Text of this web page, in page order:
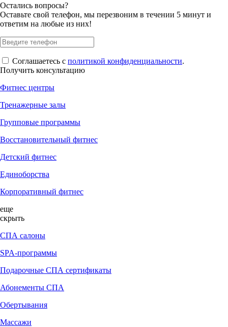
Остались вопросы?
Оставьте свой телефон, мы перезвоним в течении 5 минут и
ответим на любые из них!
Соглашаетесь с политикой конфиденциальности.
Получить консультацию
Фитнес центры
Тренажерные залы
Групповые программы
Восстановительный фитнес
Детский фитнес
Единоборства
Корпоративный фитнес
еще
скрыть
СПА салоны
SPA-программы
Подарочные СПА сертификаты
Абонементы СПА
Обертывания
Массажи